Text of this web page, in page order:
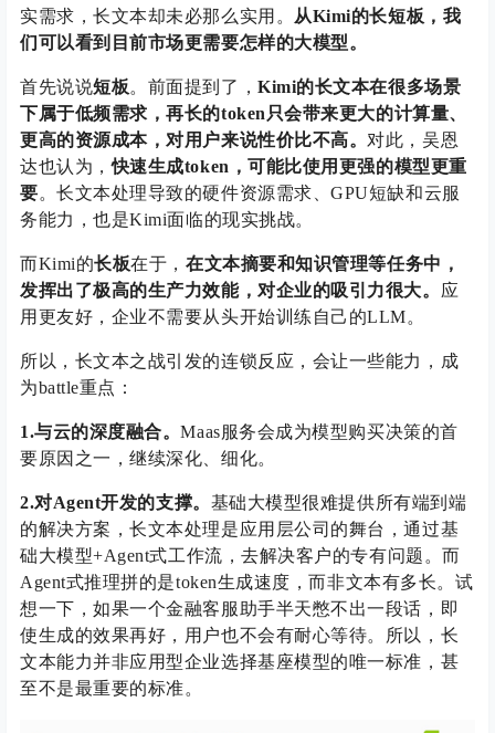
实需求，长文本却未必那么实用。
从Kimi的长短板，我
们可以看到目前市场更需要怎样的大模型。
首先说说短板。前面提到了，Kimi的长文本在很多场景
下属于低频需求，再长的token只会带来更大的计算量、
更高的资源成本，对用户来说性价比不高。 对此，吴恩
达也认为，快速生成token，可能比使用更强的模型更重
要。长文本处理导致的硬件资源需求、GPU短缺和云服
务能力，也是Kimi面临的现实挑战。
而Kimi的长板在于， 在文本摘要和知识管理等任务中，
发挥出了极高的生产力效能，对企业的吸引力很大。 应
用更友好，企业不需要从头开始训练自己的LLM。
所以，长文本之战引发的连锁反应，会让一些能力，成
为battle重点：
1.与云的深度融合。Maas服务会成为模型购买决策的首
要原因之一，继续深化、细化。
2.对Agent开发的支撑。 基础大模型很难提供所有端到端
的解决方案，长文本处理是应用层公司的舞台，通过基
础大模型+Agent式工作流，去解决客户的专有问题。而
Agent式推理拼的是token生成速度，而非文本有多长。试
想一下，如果一个金融客服助手半天憋不出一段话，即
使生成的效果再好，用户也不会有耐心等待。所以，长
文本能力并非应用型企业选择基座模型的唯一标准，甚
至不是最重要的标准。